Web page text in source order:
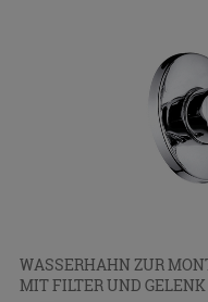
WASSERHAHN ZUR
MIT FILTER UND